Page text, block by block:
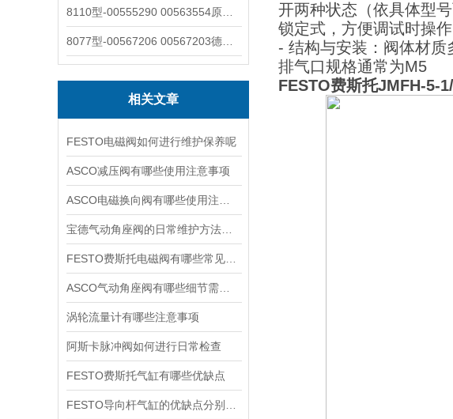
相关文章
FESTO电磁阀如何进行维护保养呢
ASCO减压阀有哪些使用注意事项
涡轮流量计有哪些注意事项
阿斯卡脉冲阀如何进行日常检查
FESTO费斯托气缸有哪些优缺点
开两种状态（依具体型
锁定式，方便调试时操作
- 结构与安装：阀体材
排气口规格通常为M5
FESTO费斯托JMFH-5-